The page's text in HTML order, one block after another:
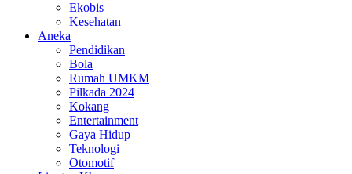
Ekobis
Kesehatan
Aneka
Pendidikan
Bola
Rumah UMKM
Pilkada 2024
Kokang
Entertainment
Gaya Hidup
Teknologi
Otomotif